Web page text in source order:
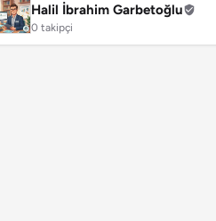
Halil İbrahim Garbetoğlu
0 takipçi